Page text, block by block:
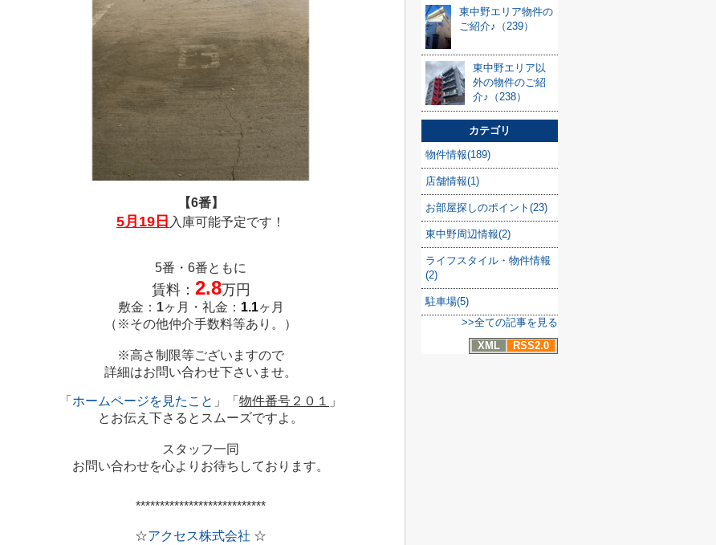
【6番】
5月19日 入庫可能予定です！
5番・6番ともに
賃料： 2.8万円
敷金： 1ヶ月・礼金： 1.1ヶ月
（※その他仲介手数料等あり。）
※高さ制限等ございますので
詳細はお問い合わせ下さいませ。
「 ホームページを見たこと 」「 物件番号２０１
」
とお伝え下さるとスムーズですよ。
スタッフ一同
お問い合わせを心よりお待ちしております。
***************************
☆アクセス株式会社 ☆
東中野エリア物件の
ご紹介♪（239）
東中野エリア以
外の物件のご紹
介♪（238）
カテゴリ
物件情報(189)
店舗情報(1)
お部屋探しのポイント(23)
東中野周辺情報(2)
ライフスタイル・物件情報
(2)
駐車場(5)
>>全ての記事を見る
XML
RSS2.0